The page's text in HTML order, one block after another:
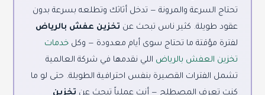
تحتاج السرعة والمرونة — تدخل أثاثك وتطلعه بسرعة بدون
عقود طويلة. كثير ناس تبحث عن تخزين عفش بالرياض
لفترة مؤقتة ما تحتاج سوى أيام معدودة — وكل خدمات
تخزين العفش بالرياض اللي نقدمها في شركة العالمية
تشمل الفترات القصيرة بنفس احترافية الطويلة. حتى لو ما